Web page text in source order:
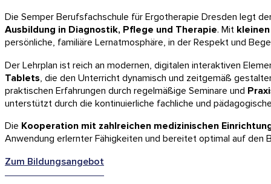
Die Semper Berufsfachschule für Ergotherapie Dresden legt
Ausbildung in Diagnostik, Pflege und Therapie. Mit
persönliche, familiäre Lernatmosphäre, in der Respekt und
Der Lehrplan ist reich an modernen, digitalen interaktiven
Tablets, die den Unterricht dynamisch und zeitgemäß
praktischen Erfahrungen durch regelmäßige Seminare und
unterstützt durch die kontinuierliche fachliche und
Die Kooperation mit zahlreichen medizinischen
Anwendung erlernter Fähigkeiten und bereitet optimal auf den
Zum Bildungsangebot